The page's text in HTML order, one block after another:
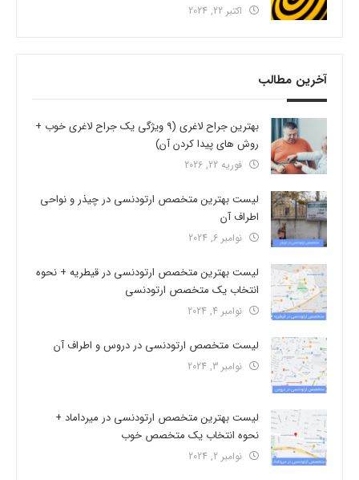
اکتبر 22, 2024
آخرین مطالب
بهترین جراح لاغری (9 ویژگی یک جراح لاغری خوب +
روش های پیدا کردن آن)
فوریه 22, 2026
لیست بهترین متخصص ارتودنسی در چیذر و نواحی
اطراف آن
نوامبر 6, 2024
لیست بهترین متخصص ارتودنسی در قیطریه + نحوه
انتخاب یک متخصص ارتودنسی
نوامبر 4, 2024
لیست متخصص ارتودنسی در دروس و اطراف آن
نوامبر 3, 2024
لیست بهترین متخصص ارتودنسی در میرداماد +
نحوه انتخاب یک متخصص خوب
نوامبر 2, 2024